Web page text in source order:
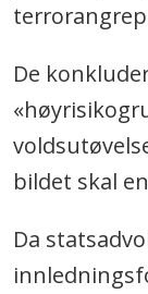
De
bildet skal
Da